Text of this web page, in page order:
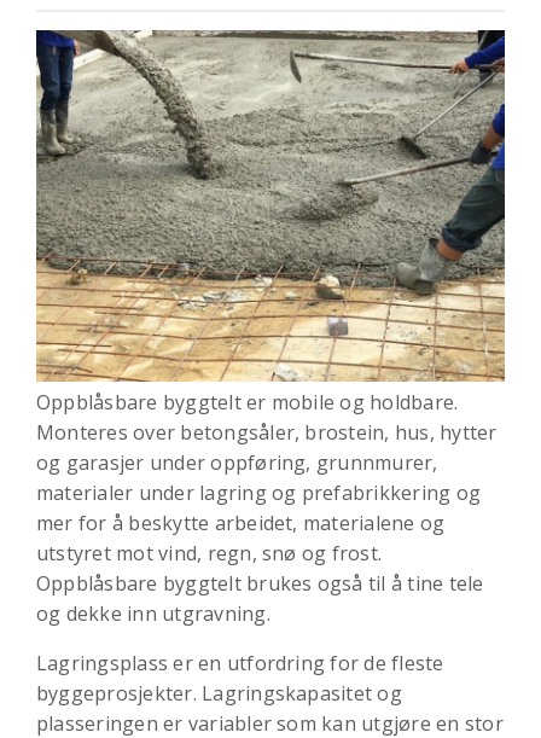
Oppblåsbare byggtelt er mobile og holdbare.
Monteres over betongsåler, brostein, hus, hytter
og garasjer under oppføring, grunnmurer,
materialer under lagring og prefabrikkering og
mer for å beskytte arbeidet, materialene og
utstyret mot vind, regn, snø og frost.
Oppblåsbare byggtelt brukes også til å tine tele
og dekke inn utgravning.
Lagringsplass er en utfordring for de fleste
byggeprosjekter. Lagringskapasitet og
plasseringen er variabler som kan utgjøre en stor